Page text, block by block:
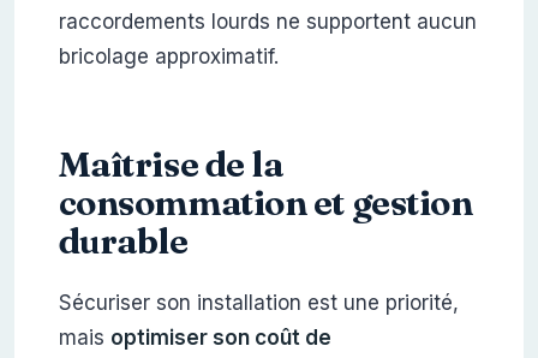
raccordements lourds ne supportent aucun
bricolage approximatif.
Maîtrise de la
consommation et gestion
durable
Sécuriser son installation est une priorité,
mais optimiser son coût de